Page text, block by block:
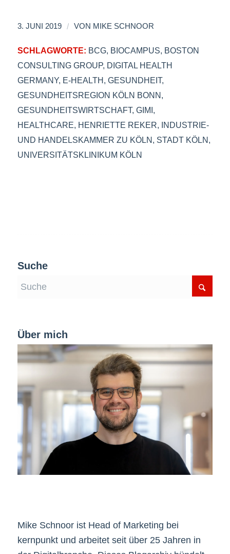
3. JUNI 2019 / VON MIKE SCHNOOR
SCHLAGWORTE: BCG, BIOCAMPUS, BOSTON
CONSULTING GROUP, DIGITAL HEALTH
GERMANY, E-HEALTH, GESUNDHEIT,
GESUNDHEITSREGION KÖLN BONN,
GESUNDHEITSWIRTSCHAFT, GIMI,
HEALTHCARE, HENRIETTE REKER, INDUSTRIE-
UND HANDELSKAMMER ZU KÖLN, STADT KÖLN,
UNIVERSITÄTSKLINIKUM KÖLN
Suche
Über mich
Mike Schnoor ist Head of Marketing bei
kernpunkt und arbeitet seit über 25 Jahren in